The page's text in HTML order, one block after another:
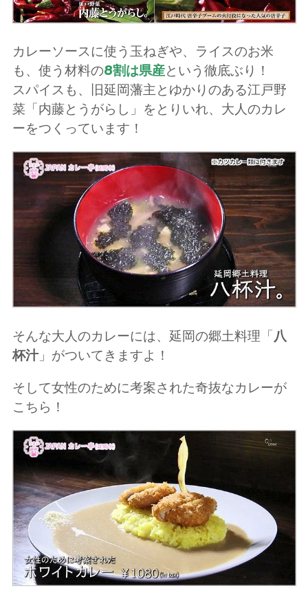
カレーソースに使う玉ねぎや、ライスのお米
も、使う材料の8割は県産という徹底ぶり！
スパイスも、旧延岡藩主とゆかりのある江戸野
菜「内藤とうがらし」をとりいれ、大人のカレ
ーをつくっています！
そんな大人のカレーには、延岡の郷土料理「 八
杯汁」がついてきますよ！
そして女性のために考案された奇抜なカレーが
こちら！